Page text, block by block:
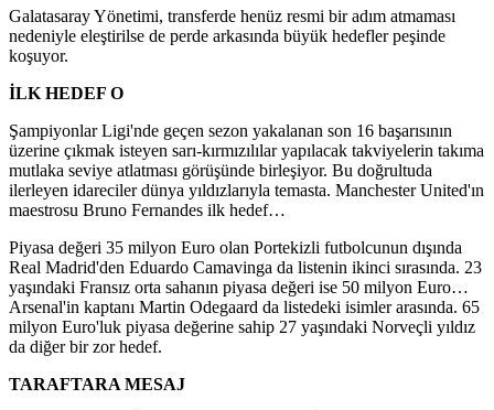
Galatasaray Yönetimi, transferde henüz resmi bir adım atmaması
nedeniyle eleştirilse de perde arkasında büyük hedefler peşinde
koşuyor.
İLK HEDEF O
Şampiyonlar Ligi'nde geçen sezon yakalanan son 16 başarısının
üzerine çıkmak isteyen sarı-kırmızılılar yapılacak takviyelerin takıma
mutlaka seviye atlatması görüşünde birleşiyor. Bu doğrultuda
ilerleyen idareciler dünya yıldızlarıyla temasta. Manchester United'ın
maestrosu Bruno Fernandes ilk hedef…
Piyasa değeri 35 milyon Euro olan Portekizli futbolcunun dışında
Real Madrid'den Eduardo Camavinga da listenin ikinci sırasında. 23
yaşındaki Fransız orta sahanın piyasa değeri ise 50 milyon Euro…
Arsenal'in kaptanı Martin Odegaard da listedeki isimler arasında. 65
milyon Euro'luk piyasa değerine sahip 27 yaşındaki Norveçli yıldız
da diğer bir zor hedef.
TARAFTARA MESAJ